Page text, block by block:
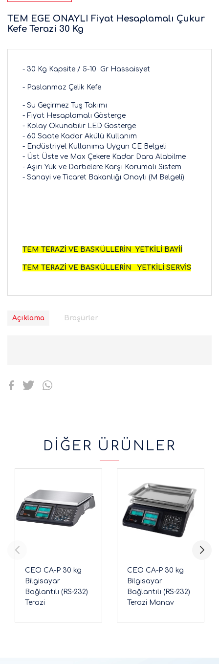
TEM EGE ONAYLI Fiyat Hesaplamalı Çukur
Kefe Terazi 30 Kg
- 30 Kg Kapsite / 5-10 Gr Hassaisyet
- Paslanmaz Çelik Kefe
- Su Geçirmez Tuş Takımı
- Fiyat Hesaplamalı Gösterge
- Kolay Okunabilir LED Gösterge
- 60 Saate Kadar Akülü Kullanım
- Endüstriyel Kullanıma Uygun CE Belgeli
- Üst Üste ve Max Çekere Kadar Dara Alabilme
- Aşırı Yük ve Darbelere Karşı Korumalı Sistem
- Sanayi ve Ticaret Bakanlığı Onaylı (M Belgeli)
TEM TERAZİ VE BASKÜLLERİN YETKİLİ BAYİİ
TEM TERAZİ VE BASKÜLLERİN YETKİLİ SERVİS
Açıklama Broşürler
DİĞER ÜRÜNLER
CEO CA-P 30 kg
Bilgisayar
Bağlantılı (RS-232)
Terazi
CEO CA-P 30 kg
Bilgisayar
Bağlantılı (RS-232)
Terazi Manav